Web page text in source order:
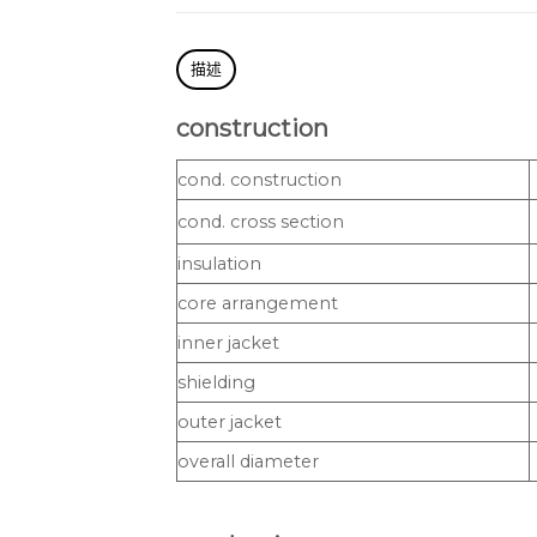
描述
construction
cond. construction
cond. cross section
insulation
core arrangement
inner jacket
shielding
outer jacket
overall diameter